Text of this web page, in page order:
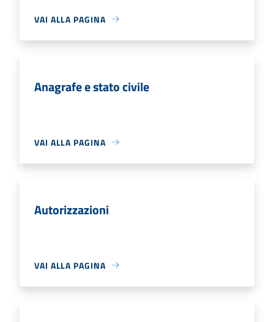
VAI ALLA PAGINA
Anagrafe e stato civile
VAI ALLA PAGINA
Autorizzazioni
VAI ALLA PAGINA